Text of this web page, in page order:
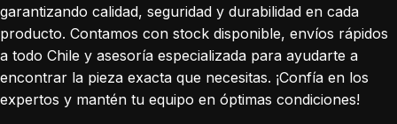
garantizando calidad, seguridad y durabilidad en cada
producto. Contamos con stock disponible, envíos rápidos
a todo Chile y asesoría especializada para ayudarte a
encontrar la pieza exacta que necesitas. ¡Confía en los
expertos y mantén tu equipo en óptimas condiciones!